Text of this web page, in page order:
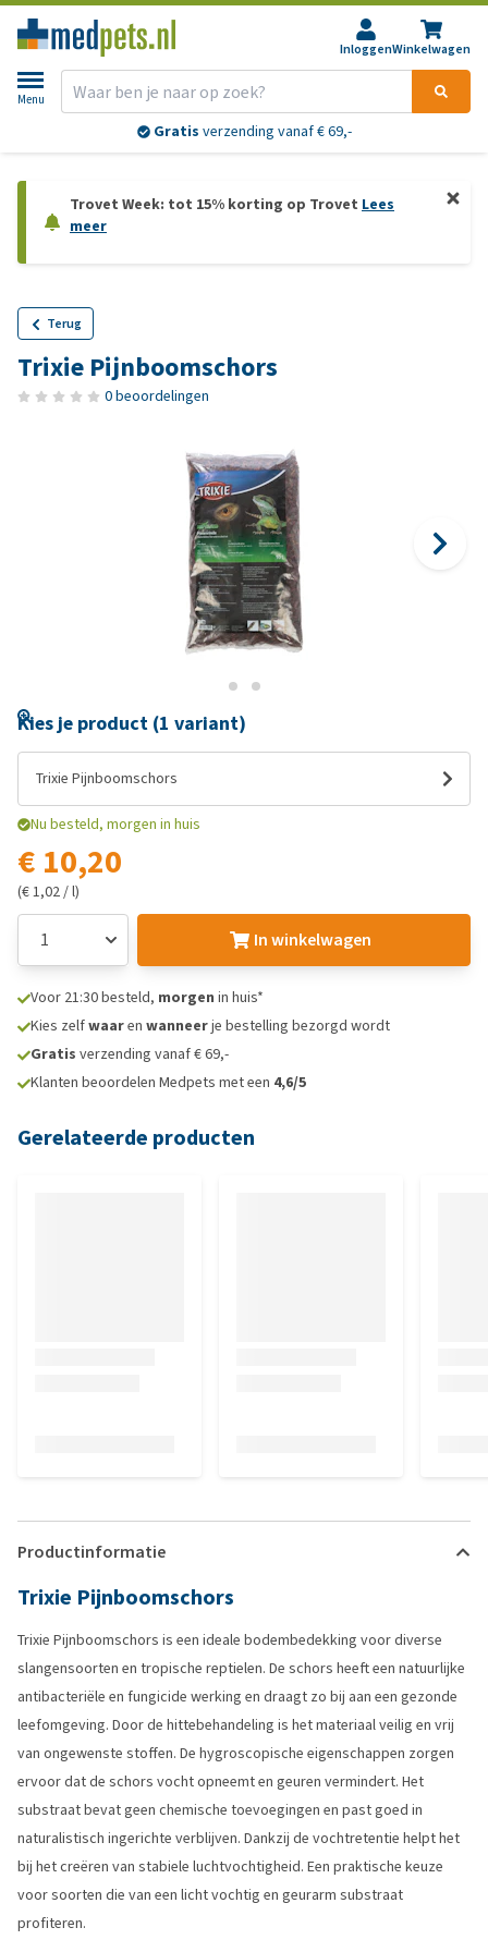
InloggenWinkelwagen
Menu
Gratis verzending vanaf € 69,-
Trovet Week: tot 15% korting op Trovet Lees
meer
Terug
Trixie Pijnboomschors
0 beoordelingen
Kies je product (1 variant)
Trixie Pijnboomschors
Nu besteld, morgen in huis
€ 10,20
(€ 1,02 / l)
In winkelwagen
Voor 21:30 besteld, morgen in huis*
Kies zelfwaaren wanneerje bestelling bezorgd wordt
Gratis verzending vanaf € 69,-
Klanten beoordelen Medpets met een 4,6/5
Gerelateerde producten
Productinformatie
Trixie Pijnboomschors
Trixie Pijnboomschors is een ideale bodembedekking voor diverse
slangensoorten en tropische reptielen. De schors heeft een natuurlijke
antibacteriële en fungicide werking en draagt zo bij aan een gezonde
leefomgeving. Door de hittebehandeling is het materiaal veilig en vrij
van ongewenste stoffen. De hygroscopische eigenschappen zorgen
ervoor dat de schors vocht opneemt en geuren vermindert. Het
substraat bevat geen chemische toevoegingen en past goed in
naturalistisch ingerichte verblijven. Dankzij de vochtretentie helpt het
bij het creëren van stabiele luchtvochtigheid. Een praktische keuze
voor soorten die van een licht vochtig en geurarm substraat
profiteren.